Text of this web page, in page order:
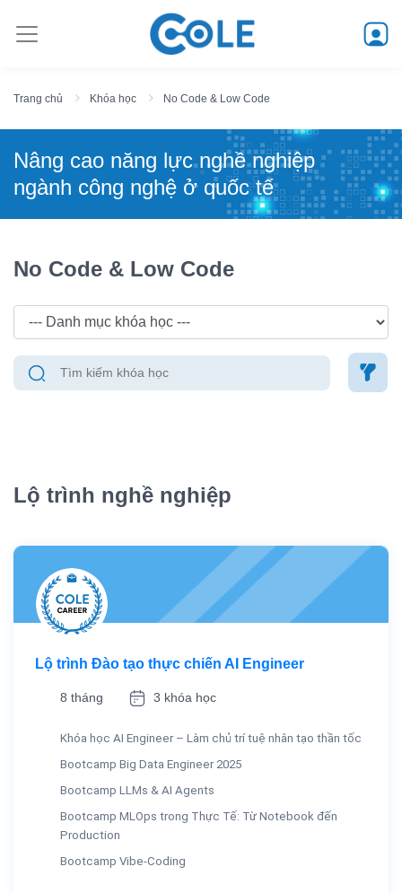
Trang chủ Khóa học No Code & Low Code
Nâng cao năng lực nghề nghiệp
ngành công nghệ ở quốc tế
No Code & Low Code
Lộ trình nghề nghiệp
Lộ trình Đào tạo thực chiến AI Engineer
8 tháng 3 khóa học
Khóa học AI Engineer – Làm chủ trí tuệ nhân tạo thần tốc
Bootcamp Big Data Engineer 2025
Bootcamp LLMs & AI Agents
Bootcamp MLOps trong Thực Tế: Từ Notebook đến
Production
Bootcamp Vibe-Coding